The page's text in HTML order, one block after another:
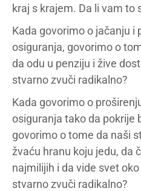
kraj s krajem. Da li vam to
Kada govorimo o jačanju i
osiguranja, govorimo o
da odu u penziju i žive
stvarno zvuči radikalno?
Kada govorimo o
osiguranja tako da pokrije
govorimo o tome da naši
žvaću hranu koju jedu, da
najmilijih i da vide svet
stvarno zvuči radikalno?